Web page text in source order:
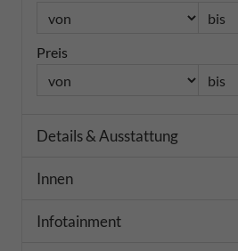
Preis
Details & Ausstattung
Innen
Infotainment